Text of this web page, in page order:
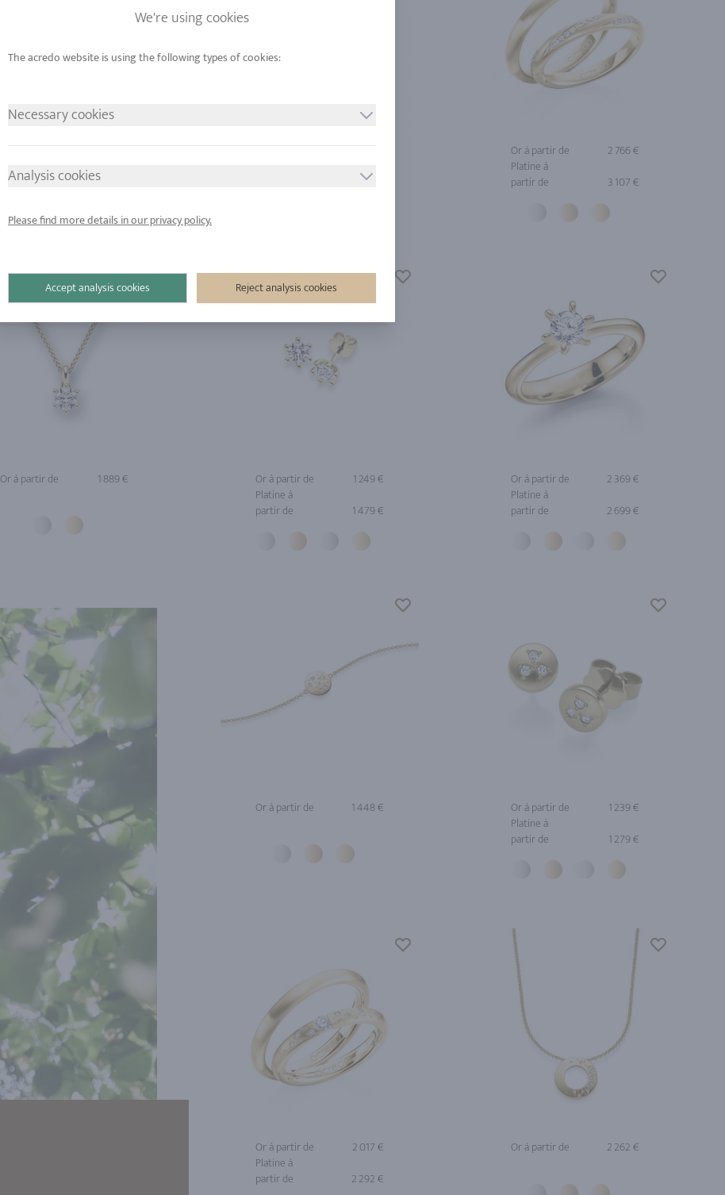
Or à partir de 1 558 € Or à partir de 1 658 € Or à partir de
2 766 €
Platine à
partir de
3 107 €
Or à partir de 1 889 € Or à partir de
1 249 €
Platine à
partir de
1 479 €
Or à partir de
2 369 €
Platine à
partir de
2 699 €
Or à partir de 1 448 € Or à partir de
1 239 €
Platine à
partir de
1 279 €
Or à partir de
2 017 €
Platine à
partir de
2 292 €
Or à partir de 2 262 €
We're using cookies
Necessary cookies
Analysis cookies
Please find more details in our privacy policy.
Reject analysis cookies
Accept analysis cookies